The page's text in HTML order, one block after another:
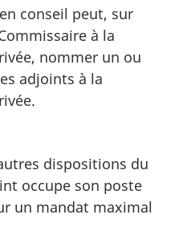
conseil peut, sur
à la
nommer un ou
adjoints à la
dispositions du
occupe son poste
un mandat maximal